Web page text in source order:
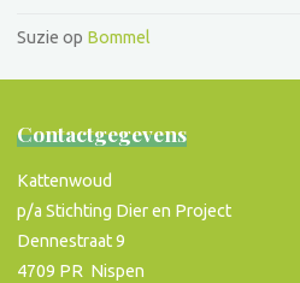
Suzie op Bommel
Contactgegevens
Kattenwoud
p/a Stichting Dier en Project
Dennestraat 9
4709 PR Nispen